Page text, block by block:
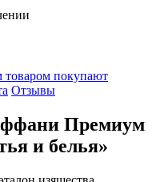
товаром покупают
Отзывы
Премиум
и белья»